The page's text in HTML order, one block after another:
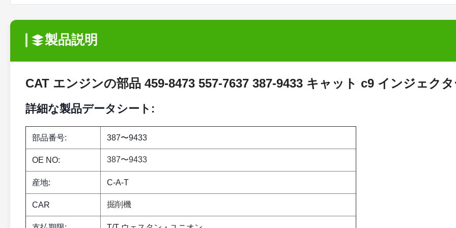
製品説明
CAT エンジンの部品 459-8473 557-7637 387-9433 キャット c9 インジェク
詳細な製品データシート:
部品番号: 387〜9433
OE NO: 387〜9433
産地: C-A-T
CAR 掘削機